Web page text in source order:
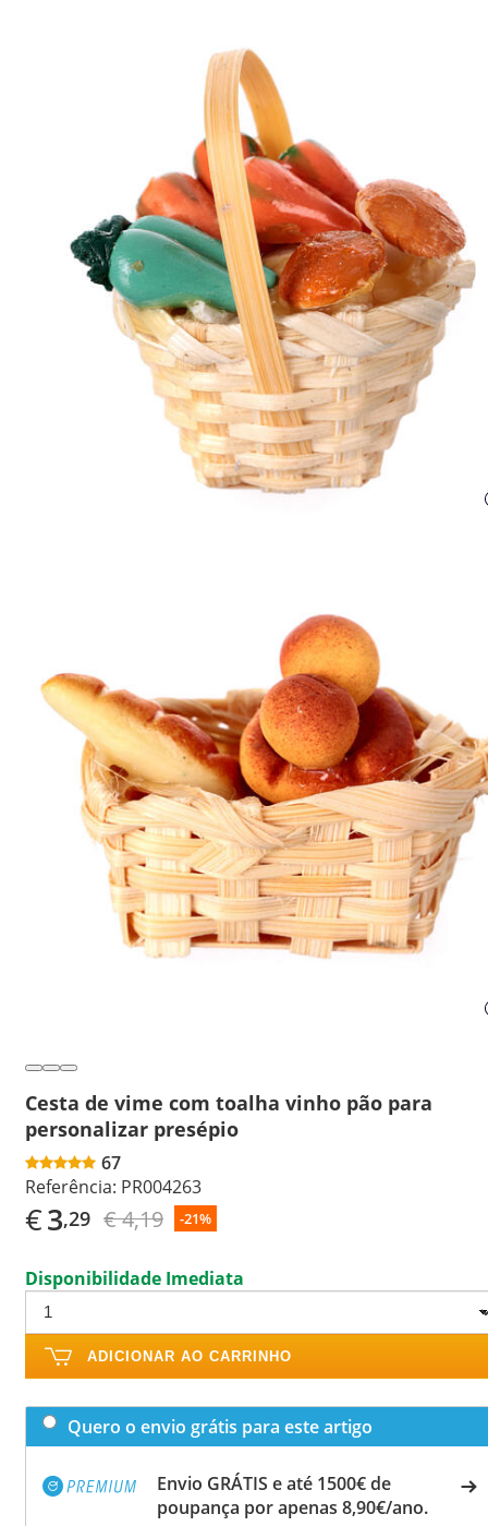
Cesta de vime com toalha vinho pão para
personalizar presépio
67
Referência: PR004263
€3,29 € 4,19 -21%
Disponibilidade Imediata
ADICIONAR AO CARRINHO
Quero o envio grátis para este artigo
Envio GRÁTIS e até 1500€ de
poupança por apenas 8,90€/ano.